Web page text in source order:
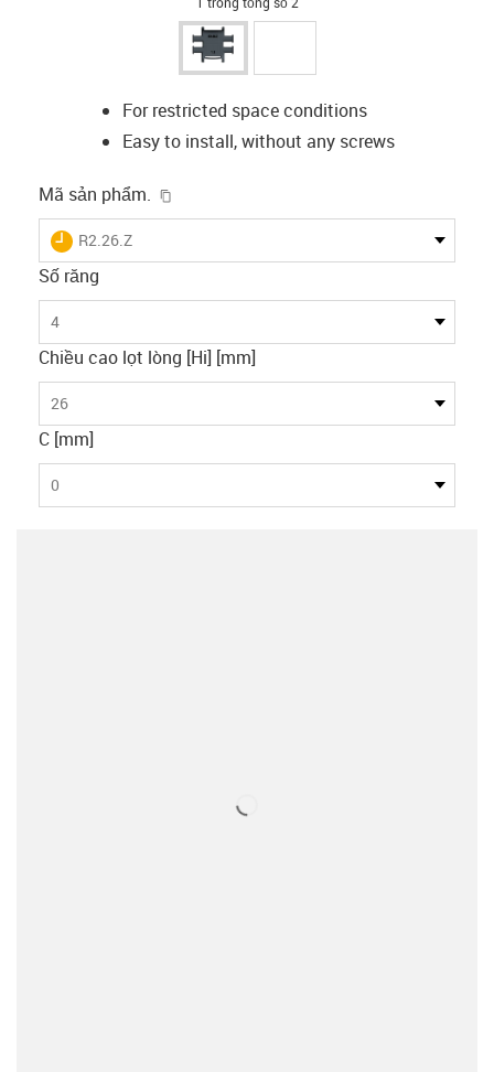
For restricted space conditions
Easy to install, without any screws
Mã sản phẩm.
igus-icon-lieferzeit
R2.26.Z
Số răng
4
Chiều cao lọt lòng [Hi] [mm]
26
C [mm]
0